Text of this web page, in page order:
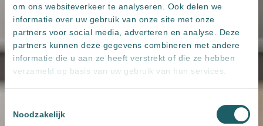
om ons websiteverkeer te analyseren. Ook delen we
informatie over uw gebruik van onze site met onze
partners voor social media, adverteren en analyse. Deze
partners kunnen deze gegevens combineren met andere
informatie die u aan ze heeft verstrekt of die ze hebben
verzameld op basis van uw gebruik van hun services.
Noodzakelijk